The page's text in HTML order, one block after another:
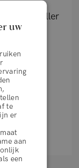
is nu voller
persoon.
uw
te
er
aan
een